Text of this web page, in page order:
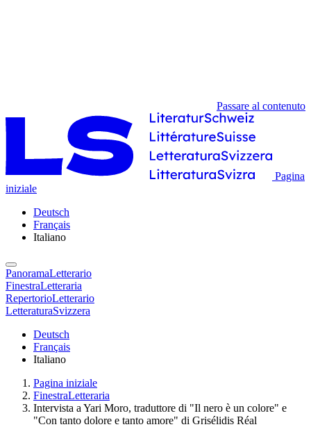
Passare al contenuto
Pagina
iniziale
Deutsch
Français
Italiano
PanoramaLetterario
FinestraLetteraria
RepertorioLetterario
LetteraturaSvizzera
Deutsch
Français
Italiano
Pagina iniziale
FinestraLetteraria
Intervista a Yari Moro, traduttore di "Il nero è un colore" e
"Con tanto dolore e tanto amore" di Grisélidis Réal